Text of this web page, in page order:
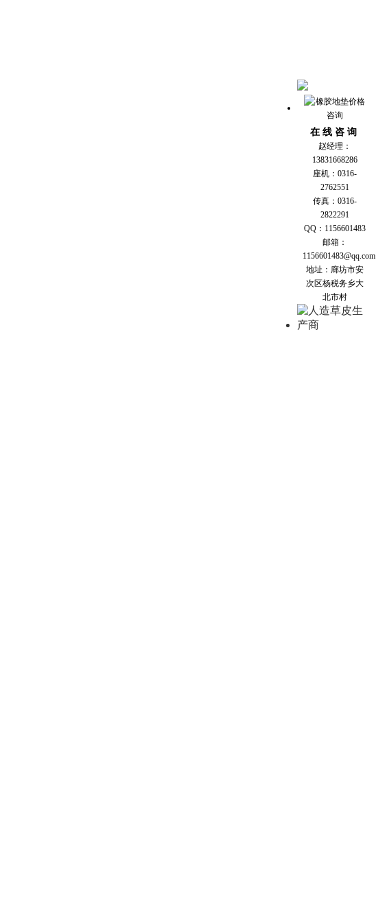
在 线 咨 询
赵经理：
13831668286
座机：0316-
2762551
传真：0316-
2822291
QQ：1156601483
邮箱：
1156601483@qq.com
地址：廊坊市安
次区杨税务乡大
北市村